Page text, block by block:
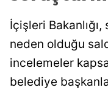
İçişleri
neden olduğu
incelemeler
belediye